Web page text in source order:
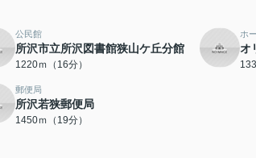
公民館
所沢市立所沢図書館狭山ケ丘分館
1220ｍ（16分）
ホ
オ
郵便局
所沢若狭郵便局
1450ｍ（19分）